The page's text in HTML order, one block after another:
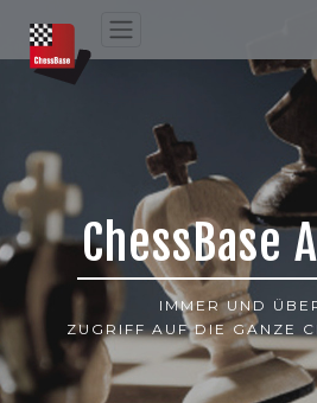
ChessBase
IMMER UND
ZUGRIFF AUF DIE GANZE